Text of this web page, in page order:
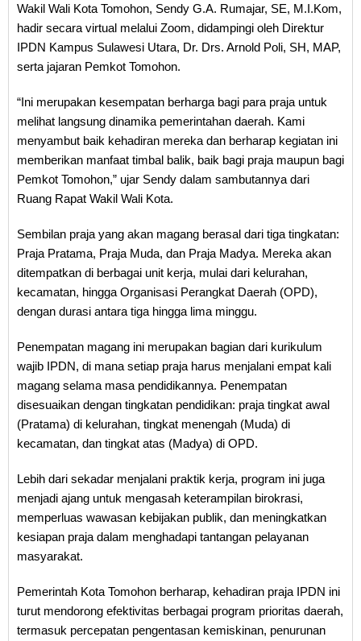
Wakil Wali Kota Tomohon, Sendy G.A. Rumajar, SE, M.I.Kom,
hadir secara virtual melalui Zoom, didampingi oleh Direktur
IPDN Kampus Sulawesi Utara, Dr. Drs. Arnold Poli, SH, MAP,
serta jajaran Pemkot Tomohon.
“Ini merupakan kesempatan berharga bagi para praja untuk
melihat langsung dinamika pemerintahan daerah. Kami
menyambut baik kehadiran mereka dan berharap kegiatan ini
memberikan manfaat timbal balik, baik bagi praja maupun bagi
Pemkot Tomohon,” ujar Sendy dalam sambutannya dari
Ruang Rapat Wakil Wali Kota.
Sembilan praja yang akan magang berasal dari tiga tingkatan:
Praja Pratama, Praja Muda, dan Praja Madya. Mereka akan
ditempatkan di berbagai unit kerja, mulai dari kelurahan,
kecamatan, hingga Organisasi Perangkat Daerah (OPD),
dengan durasi antara tiga hingga lima minggu.
Penempatan magang ini merupakan bagian dari kurikulum
wajib IPDN, di mana setiap praja harus menjalani empat kali
magang selama masa pendidikannya. Penempatan
disesuaikan dengan tingkatan pendidikan: praja tingkat awal
(Pratama) di kelurahan, tingkat menengah (Muda) di
kecamatan, dan tingkat atas (Madya) di OPD.
Lebih dari sekadar menjalani praktik kerja, program ini juga
menjadi ajang untuk mengasah keterampilan birokrasi,
memperluas wawasan kebijakan publik, dan meningkatkan
kesiapan praja dalam menghadapi tantangan pelayanan
masyarakat.
Pemerintah Kota Tomohon berharap, kehadiran praja IPDN ini
turut mendorong efektivitas berbagai program prioritas daerah,
termasuk percepatan pengentasan kemiskinan, penurunan